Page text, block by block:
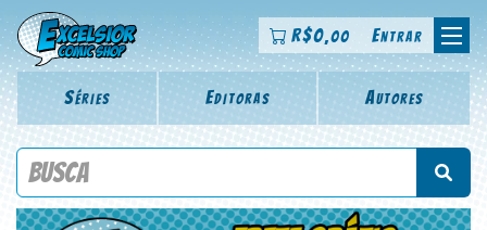
R$0,00 Entrar
Séries Editoras Autores
Procure por título da revista, personagem, série, escritor,